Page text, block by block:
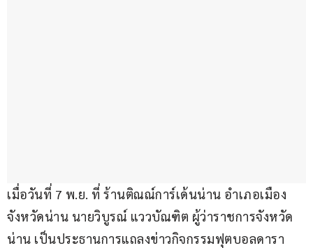
เมื่อวันที่ 7 พ.ย. ที่ ร้านติณณ์การ์เด้นน่าน อำเภอเมือง
จังหวัดน่าน นายวิบูรณ์ แววบัณฑิต ผู้ว่าราชการจังหวัด
น่าน เป็นประธานการแถลงข่าวกิจกรรมฟุตบอลดารา